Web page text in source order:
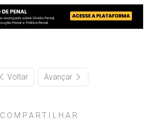
Voltar Avançar
COMPARTILHAR